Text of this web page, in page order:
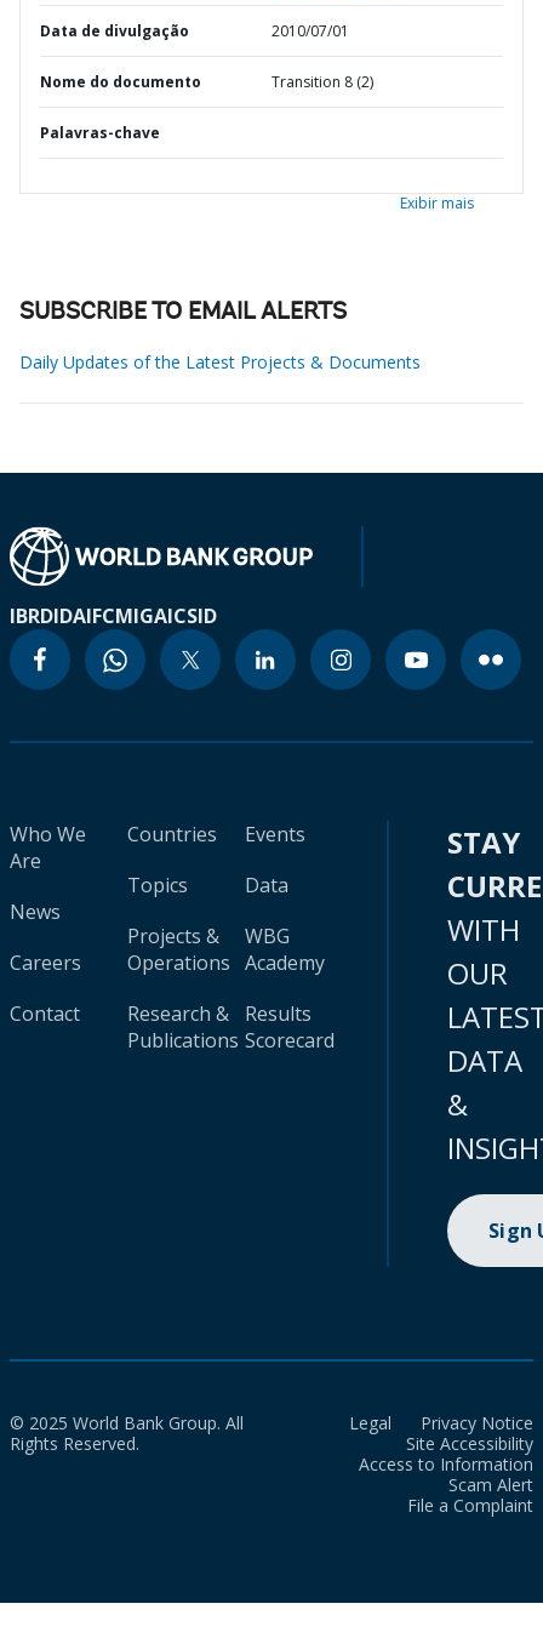
Data de divulgação 2010/07/01
Nome do documento Transition 8 (2)
Palavras-chave
Exibir mais
SUBSCRIBE TO EMAIL ALERTS
Daily Updates of the Latest Projects & Documents
IBRDIDAIFCMIGAICSID
Who We
Are
News
Careers
Contact
Countries
Topics
Projects &
Operations
Research &
Publications
Events
Data
WBG
Academy
Results
Scorecard
STAY
WITH
OUR
DATA
&
Sign
© 2025 World Bank Group. All
Rights Reserved.
Legal
Privacy Notice
Site Accessibility
Access to Information
Scam Alert
File a Complaint